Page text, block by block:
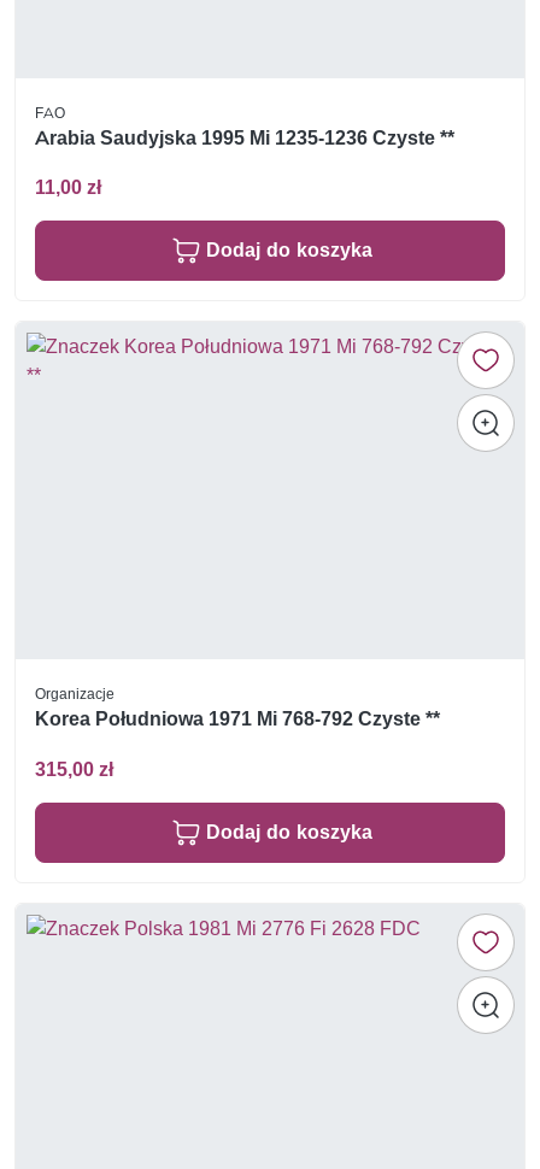
FAO
Arabia Saudyjska 1995 Mi 1235-1236 Czyste **
11,00 zł
Dodaj do koszyka
Organizacje
Korea Południowa 1971 Mi 768-792 Czyste **
315,00 zł
Dodaj do koszyka